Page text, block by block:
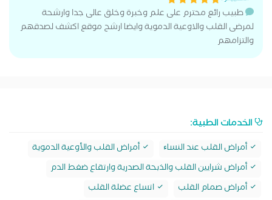
طبيب رائع محترم على علم وخبرة وخلق عالى جدا وارشحة
لمرضى القلب والاوعية الدموية وايضا ارشح موقع اكشف لصدقهم
والتزامهم
الخدمات الطبية:
أمراض القلب عند النساﺀ
أمراض القلب والأوعية الدموية
أمراض شرايين القلب والذبحة الصدرية وارتقاع ضغط الدم
أمراض صمام القلب
اتساع عضلة القلب